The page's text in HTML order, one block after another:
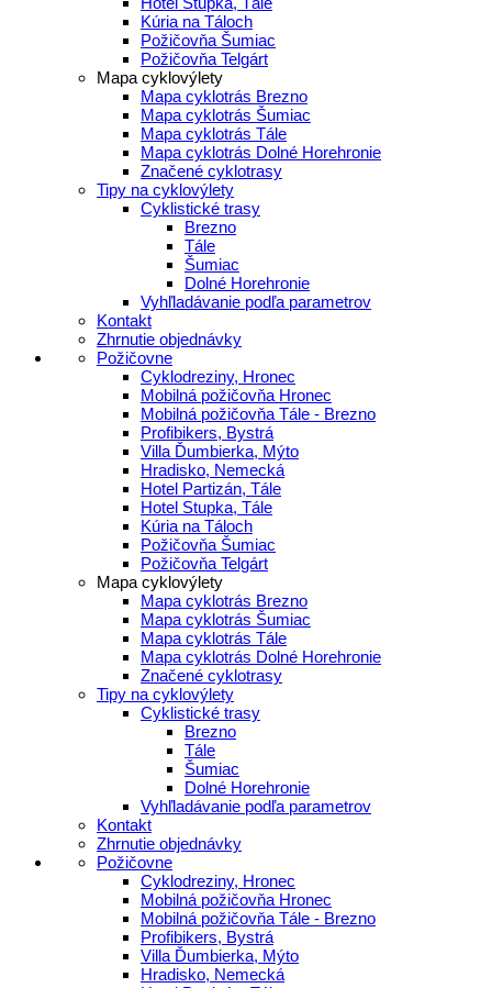
Kúria na Táloch
Požičovňa Šumiac
Požičovňa Telgárt
Mapa cyklovýlety
Mapa cyklotrás Brezno
Mapa cyklotrás Šumiac
Mapa cyklotrás Tále
Mapa cyklotrás Dolné Horehronie
Značené cyklotrasy
Tipy na cyklovýlety
Cyklistické trasy
Brezno
Tále
Šumiac
Dolné Horehronie
Vyhľladávanie podľa parametrov
Kontakt
Zhrnutie objednávky
Požičovne
Cyklodreziny, Hronec
Mobilná požičovňa Hronec
Mobilná požičovňa Tále - Brezno
Profibikers, Bystrá
Villa Ďumbierka, Mýto
Hradisko, Nemecká
Hotel Partizán, Tále
Hotel Stupka, Tále
Kúria na Táloch
Požičovňa Šumiac
Požičovňa Telgárt
Mapa cyklovýlety
Mapa cyklotrás Brezno
Mapa cyklotrás Šumiac
Mapa cyklotrás Tále
Mapa cyklotrás Dolné Horehronie
Značené cyklotrasy
Tipy na cyklovýlety
Cyklistické trasy
Brezno
Tále
Šumiac
Dolné Horehronie
Vyhľladávanie podľa parametrov
Kontakt
Zhrnutie objednávky
Požičovne
Cyklodreziny, Hronec
Mobilná požičovňa Hronec
Mobilná požičovňa Tále - Brezno
Profibikers, Bystrá
Villa Ďumbierka, Mýto
Hradisko, Nemecká